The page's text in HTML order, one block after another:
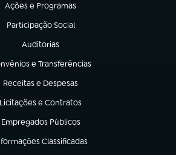
Ações e Programas
(abre em nova aba)
Participação Social
(abre em nova aba)
Auditorias
(abre em nova aba)
e Transferências
em nova aba)
Receitas e Despesas
(abre em nova aba)
Licitações e Contratos
(abre em nova aba)
Empregados Públicos
(abre em nova aba)
Classificadas
em nova aba)